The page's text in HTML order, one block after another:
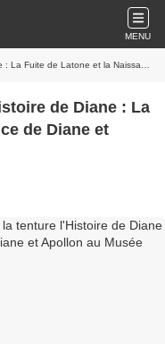
MENU
de Diane et Apollon au Musée d'Écouen.
de Diane : La
de Diane et